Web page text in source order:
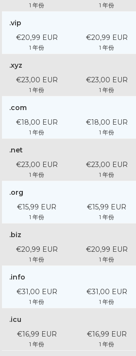
1 年份 1 年份
.vip
€20,99 EUR
1 年份
€20,99 EUR
1 年份
.xyz
€23,00 EUR
1 年份
€23,00 EUR
1 年份
.com
€18,00 EUR
1 年份
€18,00 EUR
1 年份
.net
€23,00 EUR
1 年份
€23,00 EUR
1 年份
.org
€15,99 EUR
1 年份
€15,99 EUR
1 年份
.biz
€20,99 EUR
1 年份
€20,99 EUR
1 年份
.info
€31,00 EUR
1 年份
€31,00 EUR
1 年份
.icu
€16,99 EUR
1 年份
€16,99 EUR
1 年份